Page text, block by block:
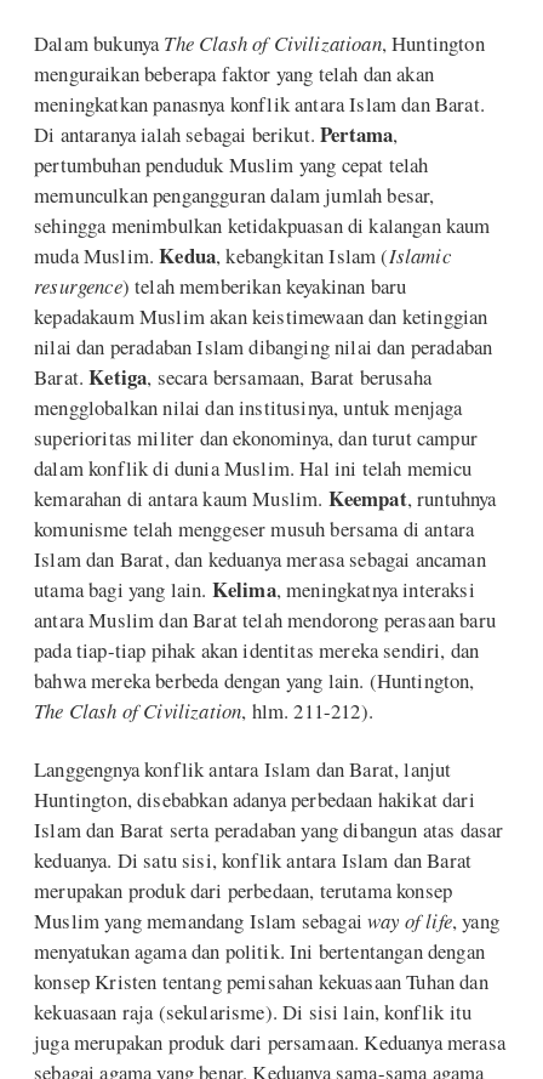
Dalam bukunyaThe Clash of Civilizatioan, Huntington
menguraikan beberapa faktor yang telah dan akan
meningkatkan panasnya konflik antara Islam dan Barat.
Di antaranya ialah sebagai berikut.Pertama,
pertumbuhan penduduk Muslim yang cepat telah
memunculkan pengangguran dalam jumlah besar,
sehingga menimbulkan ketidakpuasan di kalangan kaum
muda Muslim.Kedua, kebangkitan Islam (Islamic
resurgence) telah memberikan keyakinan baru
kepadakaum Muslim akan keistimewaan dan ketinggian
nilai dan peradaban Islam dibanging nilai dan peradaban
Barat.Ketiga, secara bersamaan, Barat berusaha
mengglobalkan nilai dan institusinya, untuk menjaga
superioritas militer dan ekonominya, dan turut campur
dalam konflik di dunia Muslim. Hal ini telah memicu
kemarahan di antara kaum Muslim. Keempat, runtuhnya
komunisme telah menggeser musuh bersama di antara
Islam dan Barat, dan keduanya merasa sebagai ancaman
utama bagi yang lain. Kelima, meningkatnya interaksi
antara Muslim dan Barat telah mendorong perasaan baru
pada tiap-tiap pihak akan identitas mereka sendiri, dan
bahwa mereka berbeda dengan yang lain. (Huntington,
The Clash of Civilization, hlm. 211-212).
Langgengnya konflik antara Islam dan Barat, lanjut
Huntington, disebabkan adanya perbedaan hakikat dari
Islam dan Barat serta peradaban yang dibangun atas dasar
keduanya. Di satu sisi, konflik antara Islam dan Barat
merupakan produk dari perbedaan, terutama konsep
Muslim yang memandang Islam sebagaiway of life, yang
menyatukan agama dan politik. Ini bertentangan dengan
konsep Kristen tentang pemisahan kekuasaan Tuhan dan
kekuasaan raja (sekularisme). Di sisi lain, konflik itu
juga merupakan produk dari persamaan. Keduanya merasa
sebagai agama yang benar. Keduanya sama-sama agama